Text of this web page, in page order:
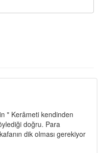
" Kerâmeti kendinden
doğru. Para
dik olması gerekiyor